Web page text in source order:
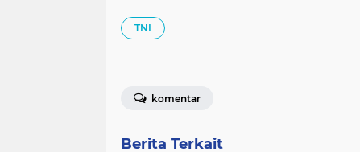
TNI
komentar
Berita Terkait